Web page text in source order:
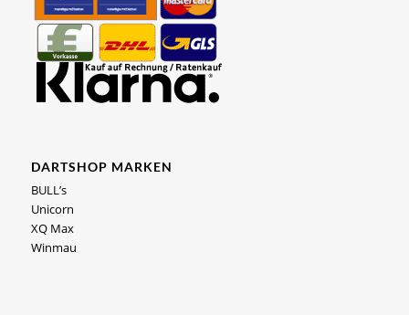
DARTSHOP MARKEN
BULL’s
Unicorn
XQ Max
Winmau